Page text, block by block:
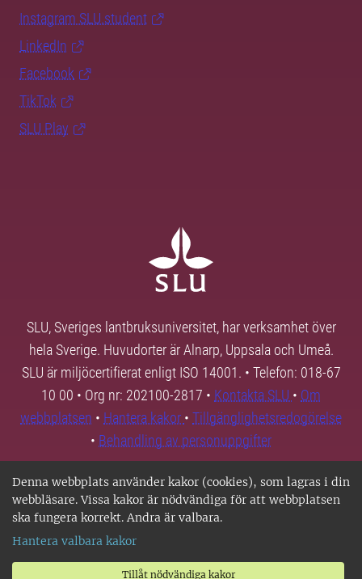
Denna webbplats använder kakor (cookies), som lagras i din
webbläsare. Vissa kakor är nödvändiga för att webbplatsen
ska fungera korrekt. Andra är valbara.
Hantera valbara kakor
Tillåt nödvändiga kakor
Instagram SLU.student
LinkedIn
Facebook
TikTok
SLU Play
SLU, Sveriges lantbruksuniversitet, har verksamhet över
hela Sverige. Huvudorter är Alnarp, Uppsala och Umeå.
SLU är miljöcertifierat enligt ISO 14001. • Telefon: 018-67
10 00 • Org nr: 202100-2817 • Kontakta SLU • Om
webbplatsen • Hantera kakor • Tillgänglighetsredogörelse
• Behandling av personuppgifter